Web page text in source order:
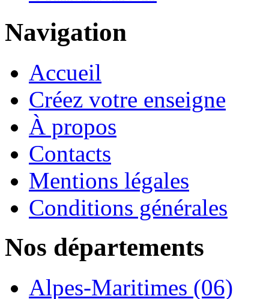
Navigation
Accueil
Créez votre enseigne
À propos
Contacts
Mentions légales
Conditions générales
Nos départements
Alpes-Maritimes (06)